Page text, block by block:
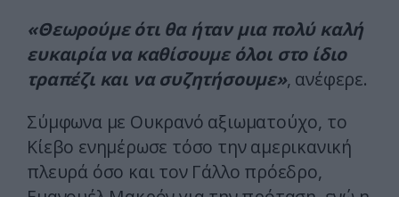
«Θεωρούμε ότι θα ήταν μια πολύ καλή
ευκαιρία να καθίσουμε όλοι στο ίδιο
τραπέζι και να συζητήσουμε», ανέφερε.
Σύμφωνα με Ουκρανό αξιωματούχο, το
Κίεβο ενημέρωσε τόσο την αμερικανική
πλευρά όσο και τον Γάλλο πρόεδρο,